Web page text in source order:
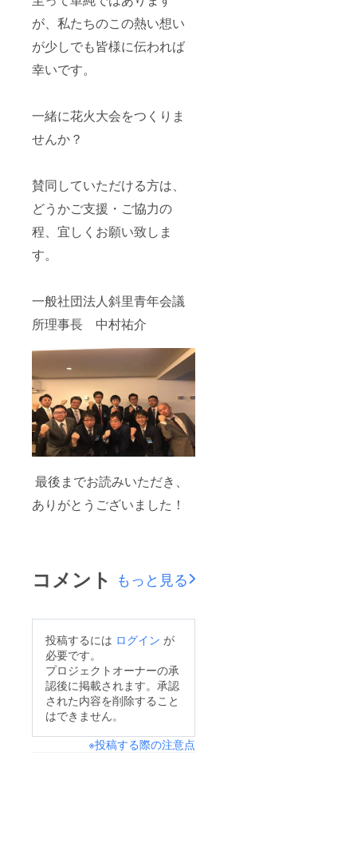
が、私たちのこの熱い想い
が少しでも皆様に伝われば
幸いです。
一緒に花火大会をつくりま
せんか？
賛同していただける方は、
どうかご支援・ご協力の
程、宜しくお願い致しま
す。
一般社団法人斜里青年会議
所理事長 中村祐介
最後までお読みいただき、
ありがとうございました！
コメント もっと見る
投稿するには ログイン が
必要です。
プロジェクトオーナーの承
認後に掲載されます。承認
された内容を削除すること
はできません。
※投稿する際の注意点